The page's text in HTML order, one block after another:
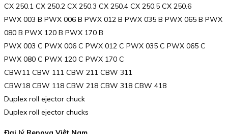
CX 250.1 CX 250.2 CX 250.3 CX 250.4 CX 250.5 CX 250.6
PWX 003 B PWX 006 B PWX 012 B PWX 035 B PWX 065 B PWX
080 B PWX 120 B PWX 170 B
PWX 003 C PWX 006 C PWX 012 C PWX 035 C PWX 065 C
PWX 080 C PWX 120 C PWX 170 C
CBW11 CBW 111 CBW 211 CBW 311
CBW18 CBW 118 CBW 218 CBW 318 CBW 418
Duplex roll ejector chuck
Duplex roll ejector chucks